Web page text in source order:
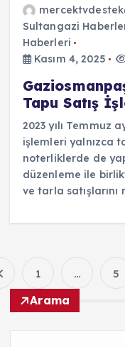
Sultangazi
Haberleri
Kasım 4, 2025
Tapu Satış
2023 yılı Temmuz
işlemleri yalnızca
noterliklerde de
düzenleme ile
ve tarla satışlarını
1 … 5
Arama